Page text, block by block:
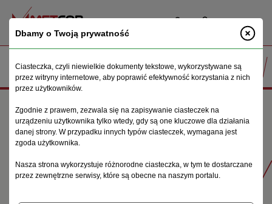
PL
WSPORNIK UCHWYTU SPAWALNICZEGO WGS215-300
Produkty
Dbamy o Twoją prywatność
Ciasteczka, czyli niewielkie dokumenty tekstowe, wykorzystywane są
przez witryny internetowe, aby poprawić efektywność korzystania z nich
przez użytkowników.
Zgodnie z prawem, zezwala się na zapisywanie ciasteczek na
urządzeniu użytkownika tylko wtedy, gdy są one kluczowe dla działania
danej strony. W przypadku innych typów ciasteczek, wymagana jest
zgoda użytkownika.
Nasza strona wykorzystuje różnorodne ciasteczka, w tym te dostarczane
przez zewnętrzne serwisy, które są obecne na naszym portalu.